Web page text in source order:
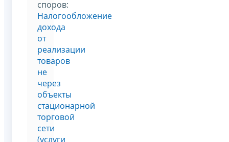
споров:
Налогообложение
дохода
от
реализации
товаров
не
через
объекты
стационарной
торговой
сети
(услуги